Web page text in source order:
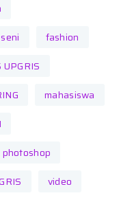
fashion
UPGRIS
mahasiswa
photoshop
video